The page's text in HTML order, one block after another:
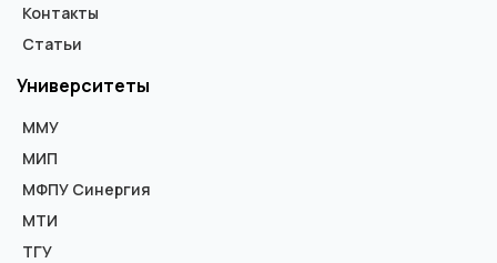
Контакты
Статьи
Университеты
ММУ
МИП
МФПУ Синергия
МТИ
ТГУ